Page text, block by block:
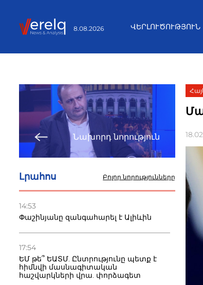
8.08.2026 ՎԵՐԼՈՒԾՈՒԹՅՈՒՆ
Նախորդ նորություն
Լրահոս Բոլոր նորությունները
14:53
Փաշինյանը զանգահարել է Ալիևին
17:54
ԵՄ թե՞ ԵԱՏՄ. Ընտրությունը պետք է
հիմնվի մասնագիտական
հաշվարկների վրա. փորձագետ